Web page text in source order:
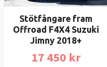
Stötfångare fram
Offroad F4X4 Suzuki
Jimny 2018+
17 450 kr